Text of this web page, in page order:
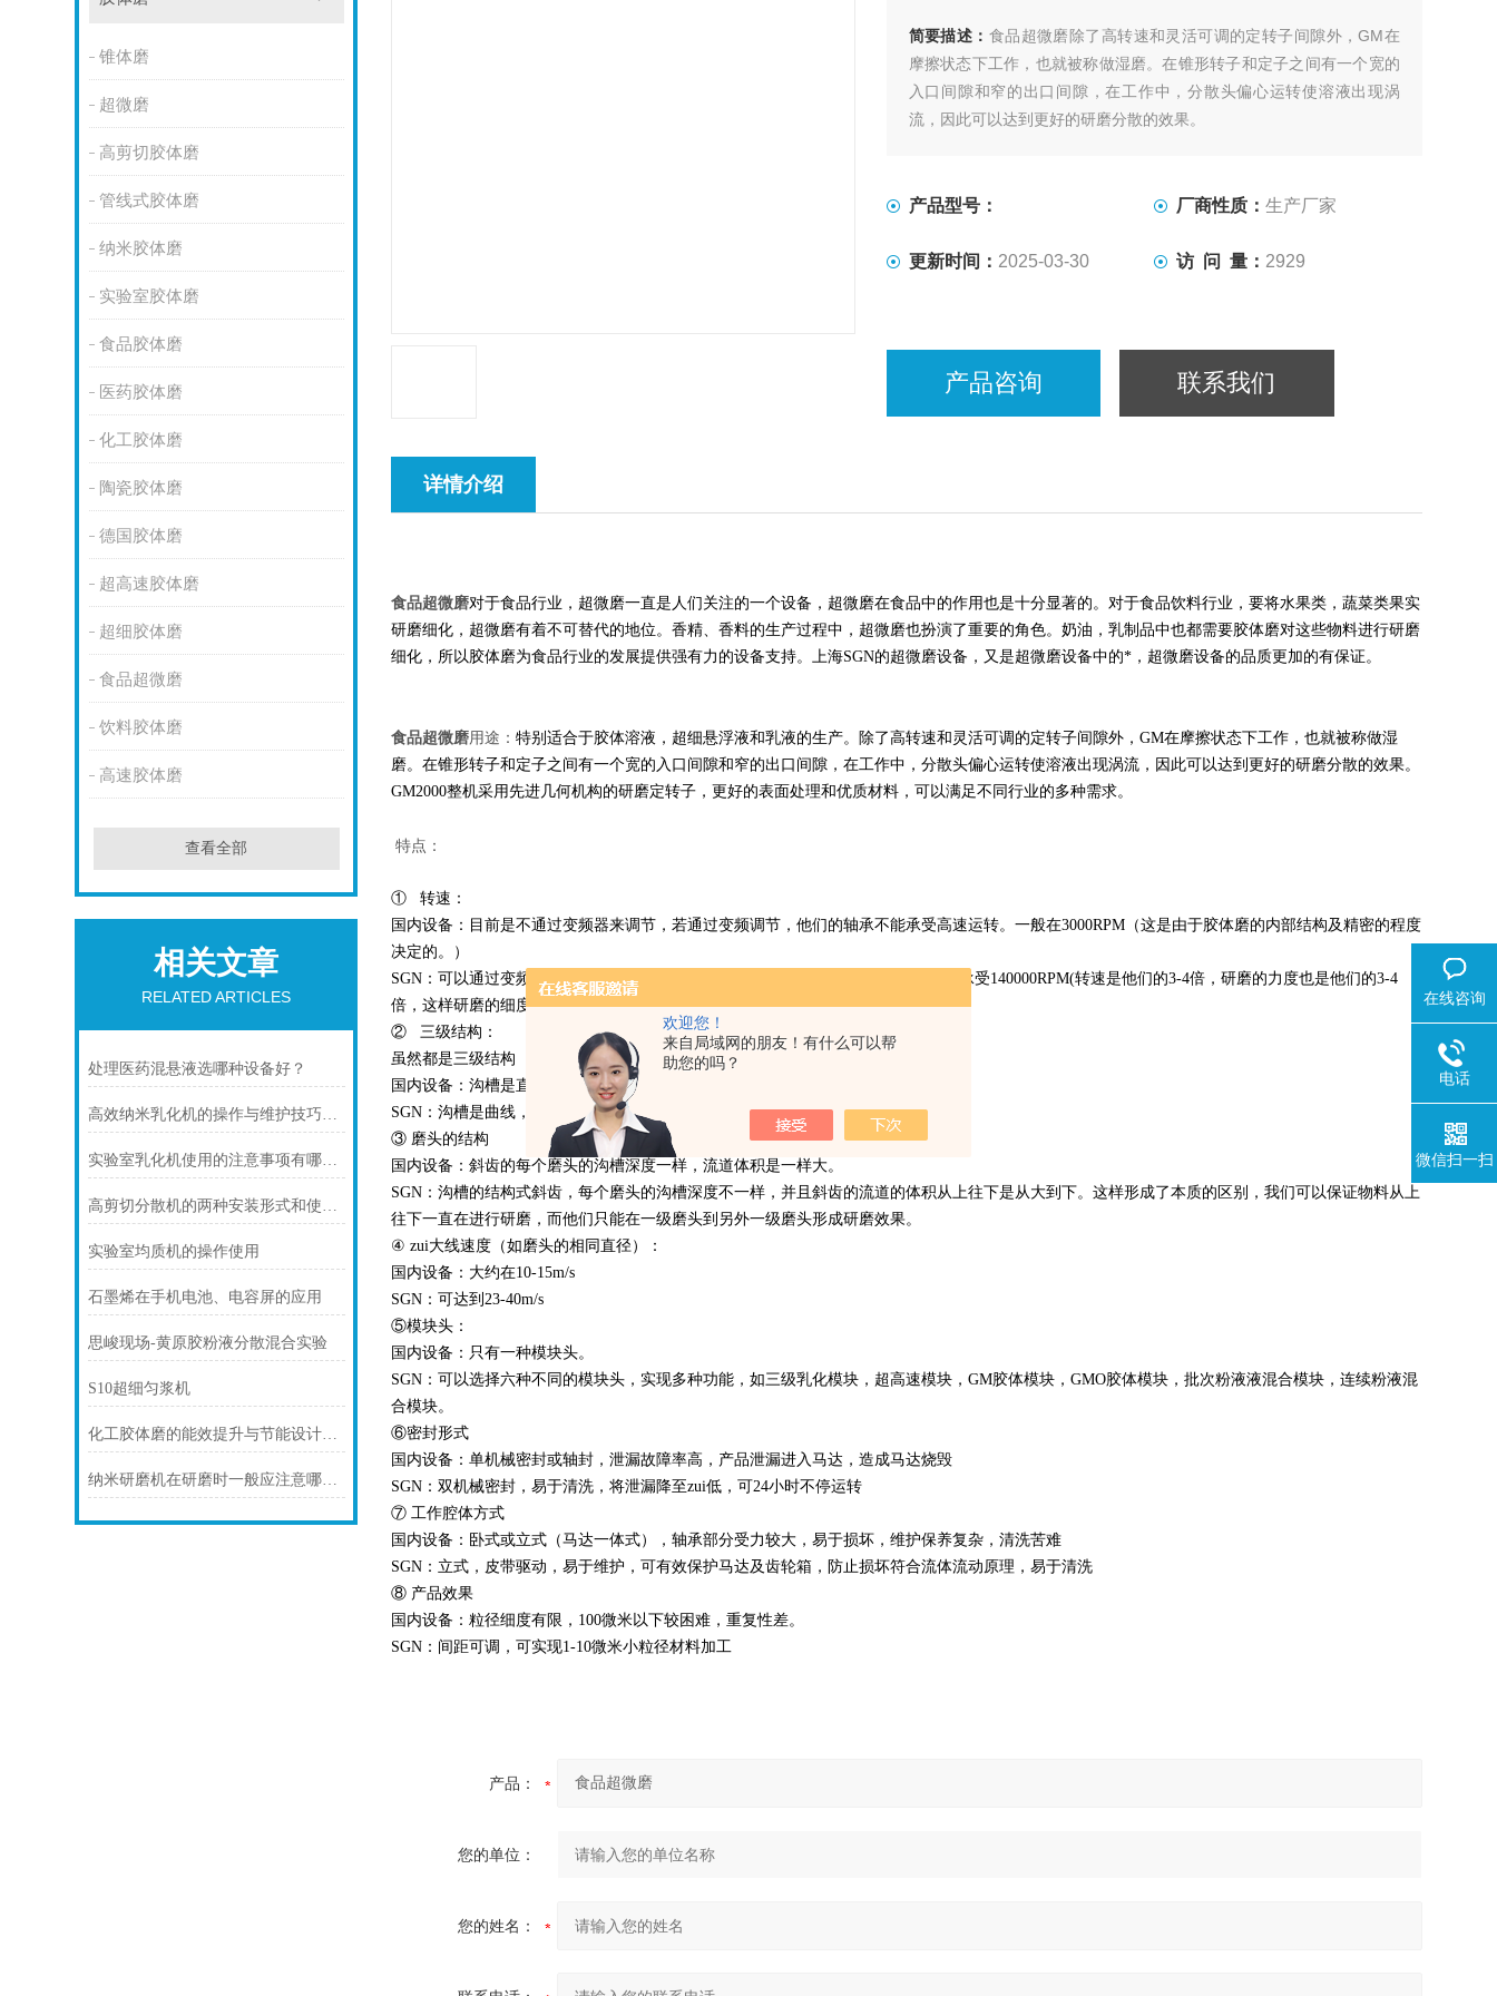
欢迎您！
来自局域网的朋友！有什么可以帮
助您的吗？
锥体磨
超微磨
高剪切胶体磨
管线式胶体磨
纳米胶体磨
实验室胶体磨
食品胶体磨
医药胶体磨
化工胶体磨
陶瓷胶体磨
德国胶体磨
超高速胶体磨
超细胶体磨
食品超微磨
饮料胶体磨
高速胶体磨
查看全部
相关文章
RELATED ARTICLES
处理医药混悬液选哪种设备好？
高效纳米乳化机的操作与维护技巧分析
实验室乳化机使用的注意事项有哪些？
高剪切分散机的两种安装形式和使用环境条件
实验室均质机的操作使用
石墨烯在手机电池、电容屏的应用
思峻现场-黄原胶粉液分散混合实验
S10超细匀浆机
化工胶体磨的能效提升与节能设计说明
纳米研磨机在研磨时一般应注意哪几点？
简要描述： 食品超微磨除了高转速和灵活可调的定转子间隙外，GM在
摩擦状态下工作，也就被称做湿磨。在锥形转子和定子之间有一个宽的
入口间隙和窄的出口间隙，在工作中，分散头偏心运转使溶液出现涡
流，因此可以达到更好的研磨分散的效果。
产品型号： 厂商性质：生产厂家
更新时间： 2025-03-30 访 问 量： 2929
产品咨询 联系我们
详情介绍
食品超微磨对于食品行业，超微磨一直是人们关注的一个设备，超微磨在食品中的作用也是十分显著的。对于食品饮料行业，要将水果类，蔬菜类果实
研磨细化，超微磨有着不可替代的地位。香精、香料的生产过程中，超微磨也扮演了重要的角色。奶油，乳制品中也都需要胶体磨对这些物料进行研磨
细化，所以胶体磨为食品行业的发展提供强有力的设备支持。上海SGN的超微磨设备，又是超微磨设备中的*，超微磨设备的品质更加的有保证。
食品超微磨用途：特别适合于胶体溶液，超细悬浮液和乳液的生产。除了高转速和灵活可调的定转子间隙外，GM在摩擦状态下工作，也就被称做湿
磨。在锥形转子和定子之间有一个宽的入口间隙和窄的出口间隙，在工作中，分散头偏心运转使溶液出现涡流，因此可以达到更好的研磨分散的效果。
GM2000整机采用先进几何机构的研磨定转子，更好的表面处理和优质材料，可以满足不同行业的多种需求。
特点：
① 转速：
国内设备：目前是不通过变频器来调节，若通过变频调节，他们的轴承不能承受高速运转。一般在3000RPM（这是由于胶体磨的内部结构及精密的程度
决定的。）
SGN：可以通过变频调速，转速可达7890/13789RPM ，通过皮带加速 我们轴承可以承受140000RPM(转速是他们的3-4倍，研磨的力度也是他们的3-4
倍，这样研磨的细度更小)
② 三级结构：
虽然都是三级结构
国内设备：沟槽是直线，同级的沟槽深度一样。
SGN：沟槽是曲线，上下深度不一，上深下浅。
③ 磨头的结构
国内设备：斜齿的每个磨头的沟槽深度一样，流道体积是一样大。
SGN：沟槽的结构式斜齿，每个磨头的沟槽深度不一样，并且斜齿的流道的体积从上往下是从大到下。这样形成了本质的区别，我们可以保证物料从上
往下一直在进行研磨，而他们只能在一级磨头到另外一级磨头形成研磨效果。
④ zui大线速度（如磨头的相同直径）：
国内设备：大约在10-15m/s
SGN：可达到23-40m/s
⑤模块头：
国内设备：只有一种模块头。
SGN：可以选择六种不同的模块头，实现多种功能，如三级乳化模块，超高速模块，GM胶体模块，GMO胶体模块，批次粉液液混合模块，连续粉液混
合模块。
⑥密封形式
国内设备：单机械密封或轴封，泄漏故障率高，产品泄漏进入马达，造成马达烧毁
SGN：双机械密封，易于清洗，将泄漏降至zui低，可24小时不停运转
⑦ 工作腔体方式
国内设备：卧式或立式（马达一体式），轴承部分受力较大，易于损坏，维护保养复杂，清洗苦难
SGN：立式，皮带驱动，易于维护，可有效保护马达及齿轮箱，防止损坏符合流体流动原理，易于清洗
⑧ 产品效果
国内设备：粒径细度有限，100微米以下较困难，重复性差。
SGN：间距可调，可实现1-10微米小粒径材料加工
产品：
您的单位：
您的姓名：
在线咨询
电话
微信扫一扫